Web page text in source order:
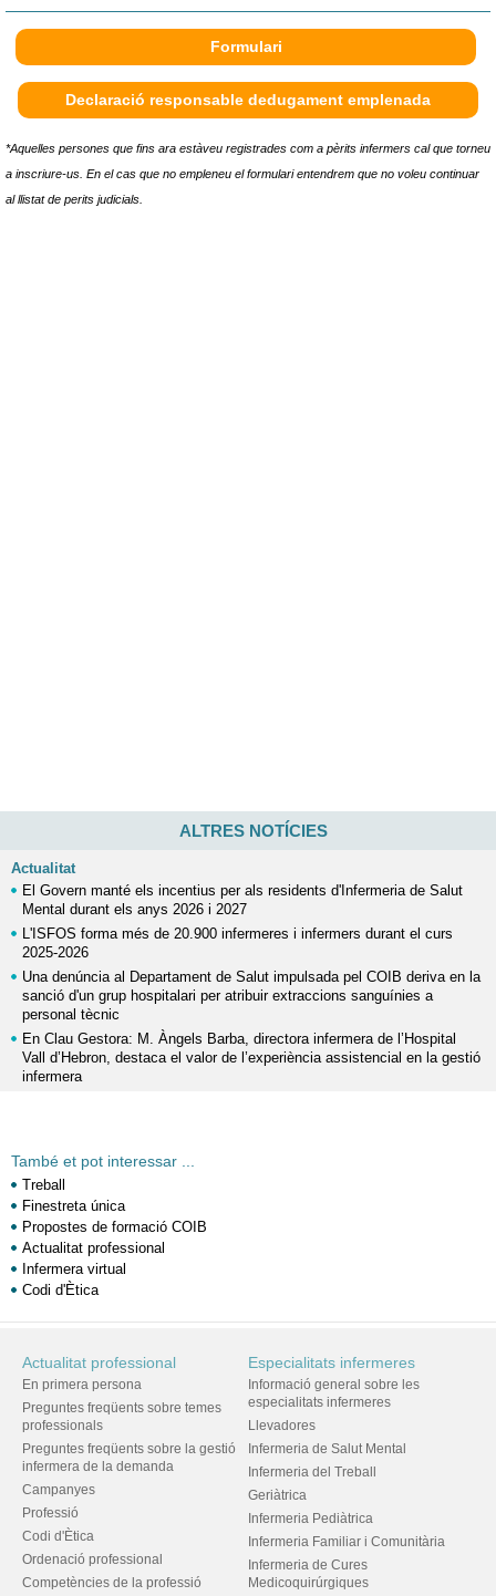
Formulari
Declaració responsable dedugament emplenada
*Aquelles persones que fins ara estàveu registrades com a pèrits infermers cal que torneu
a inscriure-us. En el cas que no empleneu el formulari entendrem que no voleu continuar
al llistat de perits judicials.
ALTRES NOTÍCIES
Actualitat
El Govern manté els incentius per als residents d'Infermeria de Salut
Mental durant els anys 2026 i 2027
L'ISFOS forma més de 20.900 infermeres i infermers durant el curs
2025-2026
Una denúncia al Departament de Salut impulsada pel COIB deriva en la
sanció d'un grup hospitalari per atribuir extraccions sanguínies a
personal tècnic
En Clau Gestora: M. Àngels Barba, directora infermera de l’Hospital
Vall d’Hebron, destaca el valor de l’experiència assistencial en la gestió
infermera
També et pot interessar ...
Treball
Finestreta única
Propostes de formació COIB
Actualitat professional
Infermera virtual
Codi d'Ètica
Actualitat professional
En primera persona
Preguntes freqüents sobre temes
professionals
Preguntes freqüents sobre la gestió
infermera de la demanda
Campanyes
Professió
Codi d'Ètica
Ordenació professional
Competències de la professió
Especialitats infermeres
Informació general sobre les
especialitats infermeres
Llevadores
Infermeria de Salut Mental
Infermeria del Treball
Geriàtrica
Infermeria Pediàtrica
Infermeria Familiar i Comunitària
Infermeria de Cures
Medicoquirúrgiques